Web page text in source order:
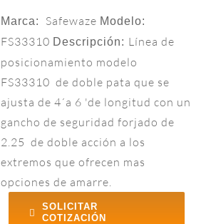
Marca: Safewaze Modelo:
FS33310 Descripción: Línea de
posicionamiento modelo
FS33310 de doble pata que se
ajusta de 4´a 6 'de longitud con un
gancho de seguridad forjado de
2.25 de doble acción a los
extremos que ofrecen mas
opciones de amarre.
SOLICITAR
COTIZACIÓN